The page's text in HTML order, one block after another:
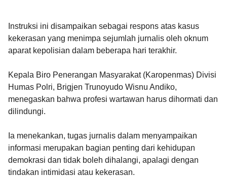
Instruksi ini disampaikan sebagai respons atas kasus
kekerasan yang menimpa sejumlah jurnalis oleh oknum
aparat kepolisian dalam beberapa hari terakhir.
Kepala Biro Penerangan Masyarakat (Karopenmas) Divisi
Humas Polri, Brigjen Trunoyudo Wisnu Andiko,
menegaskan bahwa profesi wartawan harus dihormati dan
dilindungi.
Ia menekankan, tugas jurnalis dalam menyampaikan
informasi merupakan bagian penting dari kehidupan
demokrasi dan tidak boleh dihalangi, apalagi dengan
tindakan intimidasi atau kekerasan.